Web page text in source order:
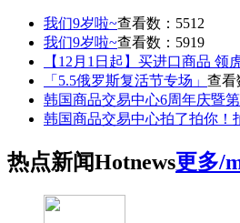
我们9岁啦~查看数：5512
我们9岁啦~查看数：5919
【12月1日起】买进口商品 领
「5.5俄罗斯复活节专场」 查看
韩国商品交易中心6周年庆暨
韩国商品交易中心拍了拍你！
热点新闻Hotnews更多/